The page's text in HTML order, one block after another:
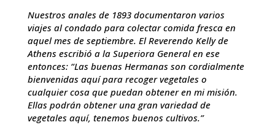
Nuestros anales de 1893 documentaron varios
viajes al condado para colectar comida fresca en
aquel mes de septiembre. El Reverendo Kelly de
Athens escribió a la Superiora General en ese
entonces: “Las buenas Hermanas son cordialmente
bienvenidas aquí para recoger vegetales o
cualquier cosa que puedan obtener en mi misión.
Ellas podrán obtener una gran variedad de
vegetales aquí, tenemos buenos cultivos.”